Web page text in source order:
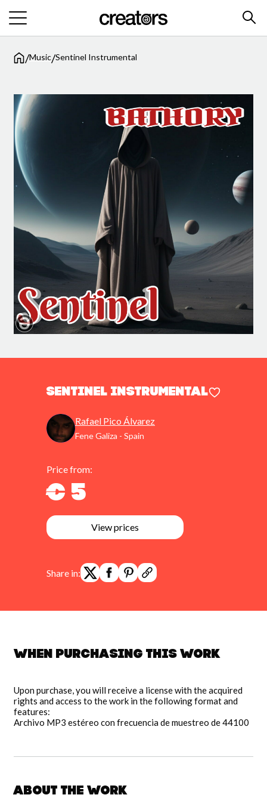
/Music/Sentinel Instrumental
Sentinel Instrumental
Rafael Pico Álvarez
Fene Galiza - Spain
Price from:
€ 5
View prices
Share in:
When purchasing this work
Upon purchase, you will receive a license with the acquired
rights and access to the work in the following format and
features:
Archivo MP3 estéreo con frecuencia de muestreo de 44100
About the work